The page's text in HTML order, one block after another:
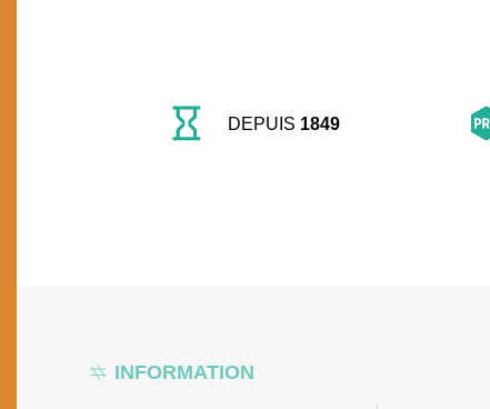
DEPUIS 1849
INFORMATION